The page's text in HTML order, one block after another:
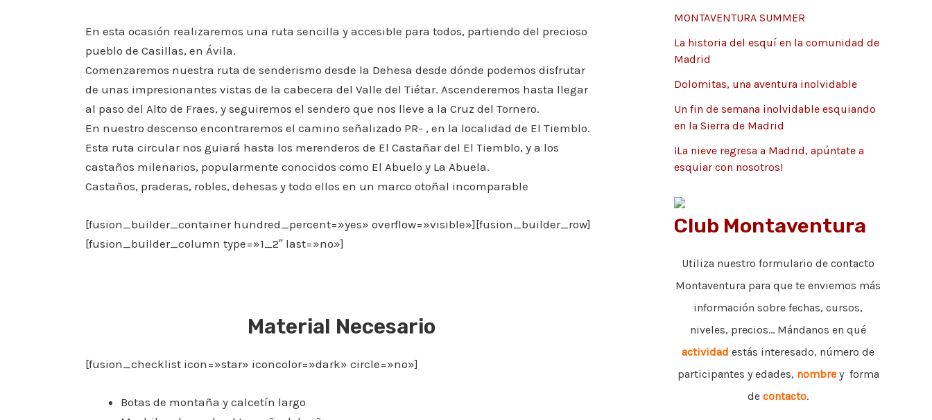
En esta ocasión realizaremos una ruta sencilla y accesible para todos, partiendo del precioso
pueblo de Casillas, en Ávila.
Comenzaremos nuestra ruta de senderismo desde la Dehesa desde dónde podemos disfrutar
de unas impresionantes vistas de la cabecera del Valle del Tiétar. Ascenderemos hasta llegar
al paso del Alto de Fraes, y seguiremos el sendero que nos lleve a la Cruz del Tornero.
En nuestro descenso encontraremos el camino señalizado PR- , en la localidad de El Tiemblo.
Esta ruta circular nos guiará hasta los merenderos de El Castañar del El Tiemblo, y a los
castaños milenarios, popularmente conocidos como El Abuelo y La Abuela.
Castaños, praderas, robles, dehesas y todo ellos en un marco otoñal incomparable
[fusion_builder_container hundred_percent=»yes» overflow=»visible»][fusion_builder_row]
[fusion_builder_column type=»1_2″ last=»no»]
Material Necesario
[fusion_checklist icon=»star» iconcolor=»dark» circle=»no»]
Botas de montaña y calcetín largo
r
a
s
MONTAVENTURA SUMMER
La historia del esquí en la comunidad de
Madrid
Dolomitas, una aventura inolvidable
Un fin de semana inolvidable esquiando
en la Sierra de Madrid
¡La nieve regresa a Madrid, apúntate a
esquiar con nosotros!
Club Montaventura
Utiliza nuestro formulario de contacto
Montaventura para que te enviemos más
información sobre fechas, cursos,
niveles, precios... Mándanos en qué
actividad estás interesado, número de
participantes y edades, nombrey forma
de contacto.